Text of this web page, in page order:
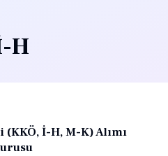
H
(KKÖ, İ-H, M-K) Alımı